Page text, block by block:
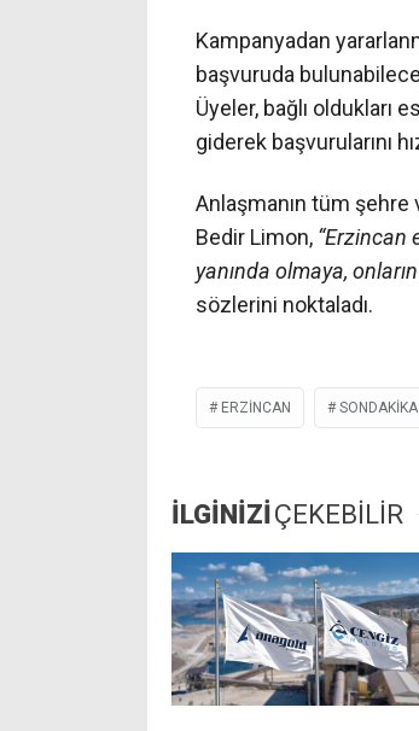
Kampanyadan
başvuruda
Üyeler, bağlı oldukları
giderek başvurularını
Anlaşmanın tüm şehre
Bedir Limon, “Erzincan
yanında olmaya,
sözlerini noktaladı.
ERZİNCAN SONDAKIKA
İLGİNİZİÇEKEBİLİR